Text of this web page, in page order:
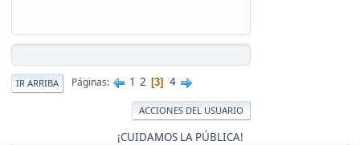
IR ARRIBA Páginas 1 2 3 4
ACCIONES DEL USUARIO
¡CUIDAMOS LA PÚBLICA!